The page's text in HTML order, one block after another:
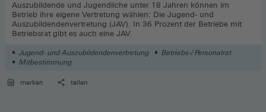
Auszubildende und Jugendliche unter 18 Jahren können im
Betrieb ihre eigene Vertretung wählen: Die Jugend- und
Auszubildendenvertretung (JAV). In 36 Prozent der Betriebe mit
Betriebsrat gibt es auch eine JAV.
Jugend- und Auszubildendenvertretung
Betriebs-/ Personalrat
Mitbestimmung
merken teilen